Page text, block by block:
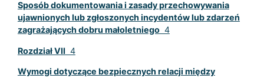
Sposób dokumentowania i zasady przechowywania
ujawnionych lub zgłoszonych incydentów lub zdarzeń
zagrażających dobru małoletniego4
Rozdział VII4
Wymogi dotyczące bezpiecznych relacji między